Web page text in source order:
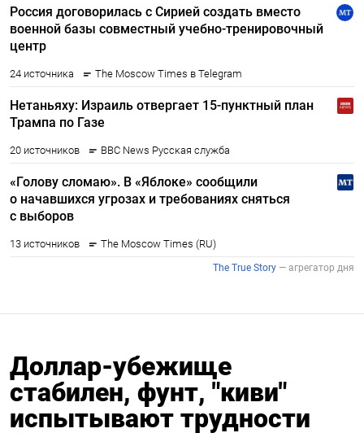
Доллар-убежище
стабилен, фунт, "киви"
испытывают трудности